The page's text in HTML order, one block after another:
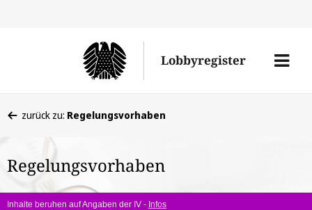
Lobbyregister
Menü
befinden
hier:
zurück zu: Regelungsvorhaben
Regelungsvorhaben
Inhalte beruhen auf Angaben der IV - Infos